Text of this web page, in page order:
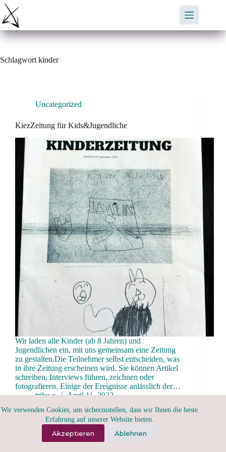
Zum
Inhalt
springen
Wir verwenden Cookies, um sicherzustellen, dass wir Ihnen die beste
Erfahrung auf unserer Website bieten.
Akzeptieren Ablehnen
Schlagwort kinder
Uncategorized
KiezZeitung für Kids&Jugendliche
Wir laden alle Kinder (ab 8 Jahren) und
Jugendlichen ein, mit uns gemeinsam eine Zeitung
zu gestalten.Die Teilnehmer selbst entscheiden, was
in ihre Zeitung erscheinen wird. Sie können Artikel
schreiben, Interviews führen, zeichnen oder
fotografieren. Einige der Ereignisse anlässlich der…
tribu.x
April 11, 2023